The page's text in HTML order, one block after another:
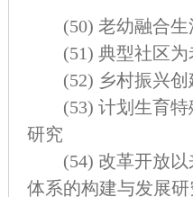
(50) 老幼融合
(51) 典型社区
(52) 乡村振兴
(53) 计划生育
研究
(54) 改革开放
体系的构建与发展研